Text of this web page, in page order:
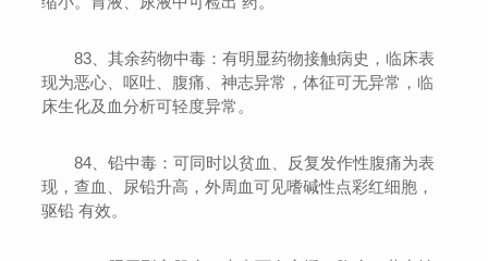
83、其余药物中毒：有明显药物接触病史，临床表
现为恶心、呕吐、腹痛、神志异常，体征可无异常，临
床生化及血分析可轻度异常。
84、铅中毒：可同时以贫血、反复发作性腹痛为表
现，查血、尿铅升高，外周血可见嗜碱性点彩红细胞，
驱铅 有效。